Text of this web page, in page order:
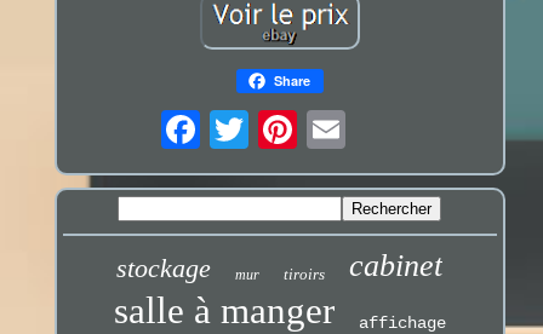
Share
stockage mur tiroirs cabinet
salle à manger affichage